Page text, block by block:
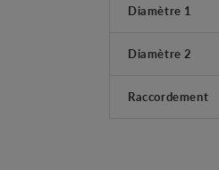
Diamètre 1
Diamètre 2
Raccordement